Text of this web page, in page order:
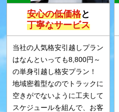
安心の低価格と
丁寧なサービス
当社の人気格安引越しプラン
はなんといっても8,800円～
の単身引越し格安プラン！
地域密着型なのでトラックに
空きがでないように工夫して
スケジュールを組んで、お客